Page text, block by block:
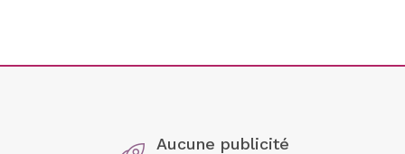
Aucune publicité